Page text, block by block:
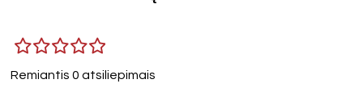
Remiantis 0 atsiliepimais